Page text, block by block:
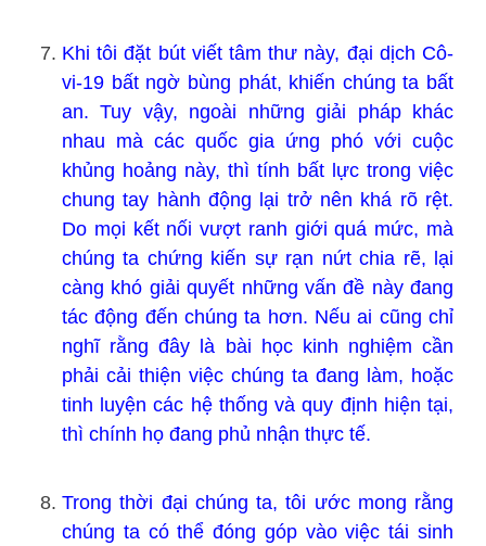
Khi tôi đặt bút viết tâm thư này, đại dịch Cô-
vi-19 bất ngờ bùng phát, khiến chúng ta bất
an. Tuy vậy, ngoài những giải pháp khác
nhau mà các quốc gia ứng phó với cuộc
khủng hoảng này, thì tính bất lực trong việc
chung tay hành động lại trở nên khá rõ rệt.
Do mọi kết nối vượt ranh giới quá mức, mà
chúng ta chứng kiến sự rạn nứt chia rẽ, lại
càng khó giải quyết những vấn đề này đang
tác động đến chúng ta hơn. Nếu ai cũng chỉ
nghĩ rằng đây là bài học kinh nghiệm cần
phải cải thiện việc chúng ta đang làm, hoặc
tinh luyện các hệ thống và quy định hiện tại,
thì chính họ đang phủ nhận thực tế.
Trong thời đại chúng ta, tôi ước mong rằng
chúng ta có thể đóng góp vào việc tái sinh